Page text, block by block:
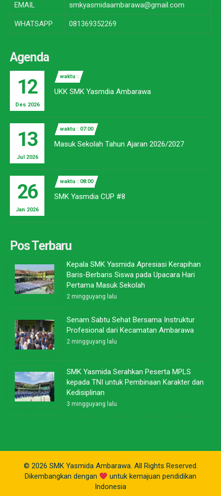
EMAIL smkyasmidaambarawa@gmail.com
WHATSAPP 081369352269
Agenda
12
Des 2026
waktu :
UKK SMK Yasmdia Ambarawa
13
Jul 2026
waktu : 07:00
Masuk Sekolah Tahun Ajaran 2026/2027
26
Jan 2026
waktu : 08:00
SMK Yasmdia CUP #8
Pos Terbaru
Kepala SMK Yasmida Apresiasi Kerapihan
Baris-Berbaris Siswa pada Upacara Hari
Pertama Masuk Sekolah
2 mingguyang lalu
Senam Sabtu Sehat Bersama Instruktur
Profesional dari Kecamatan Ambarawa
2 mingguyang lalu
SMK Yasmida Serahkan Peserta MPLS
kepada TNI untuk Pembinaan Karakter dan
Kedisiplinan
3 mingguyang lalu
© 2026 SMK Yasmida Ambarawa. All Rights Reserved.
Dikembangkan dengan
untuk kemajuan pendidikan
Indonesia